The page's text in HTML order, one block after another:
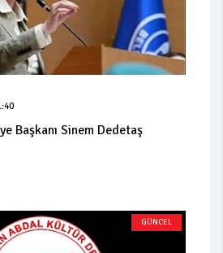
Başkanı Sinem Dedetaş
GÜNCEL